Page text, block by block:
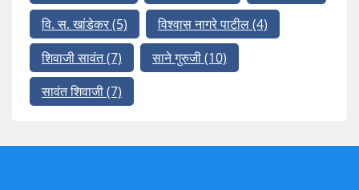
वि. स. खांडेकर(5) विश्वास नागरे पाटील(4)
शिवाजी सावंत(7) साने गुरुजी(10)
सावंत शिवाजी(7)